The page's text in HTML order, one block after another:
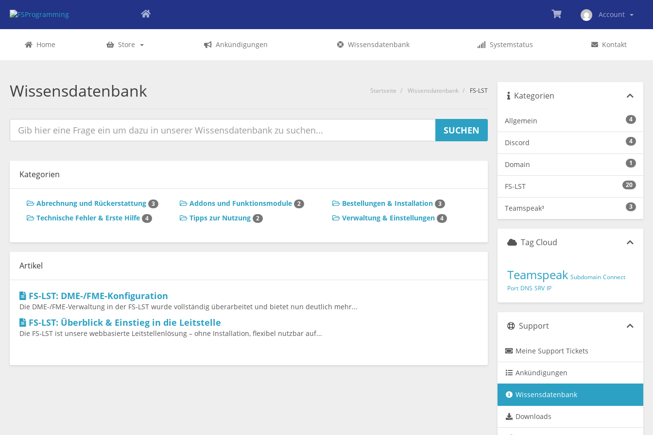
Account
Home Store Ankündigungen Wissensdatenbank Systemstatus Kontakt
Wissensdatenbank Startseite Wissensdatenbank FS-LST
Kategorien
Abrechnung und Rückerstattung 3 Addons und Funktionsmodule 2 Bestellungen & Installation 3
Technische Fehler & Erste Hilfe 4 Tipps zur Nutzung 2 Verwaltung & Einstellungen 4
Artikel
FS‑LST: DME-/FME-Konfiguration
Die DME-/FME-Verwaltung in der FS‑LST wurde vollständig überarbeitet und bietet nun deutlich mehr...
FS‑LST: Überblick & Einstieg in die Leitstelle
Die FS‑LST ist unsere webbasierte Leitstellenlösung – ohne Installation, flexibel nutzbar auf...
Kategorien
4
Allgemein
4
Discord
1
Domain
20
FS-LST
3
Teamspeak³
Tag Cloud
Teamspeak Subdomain Connect
Port DNS SRV IP
Support
Meine Support Tickets
Ankündigungen
Wissensdatenbank
Downloads